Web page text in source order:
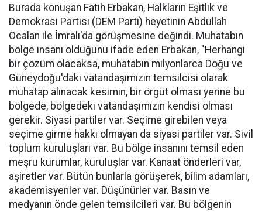
Burada konuşan Fatih Erbakan, Halkların Eşitlik ve
Demokrasi Partisi (DEM Parti) heyetinin Abdullah
Öcalan ile İmralı'da görüşmesine değindi. Muhatabın
bölge insanı olduğunu ifade eden Erbakan, "Herhangi
bir çözüm olacaksa, muhatabın milyonlarca Doğu ve
Güneydoğu'daki vatandaşımızın temsilcisi olarak
muhatap alınacak kesimin, bir örgüt olması yerine bu
bölgede, bölgedeki vatandaşımızın kendisi olması
gerekir. Siyasi partiler var. Seçime girebilen veya
seçime girme hakkı olmayan da siyasi partiler var. Sivil
toplum kuruluşları var. Bu bölge insanını temsil eden
meşru kurumlar, kuruluşlar var. Kanaat önderleri var,
aşiretler var. Bütün bunlarla görüşerek, bilim adamları,
akademisyenler var. Düşünürler var. Basın ve
medyanın önde gelen temsilcileri var. Bu bölgenin